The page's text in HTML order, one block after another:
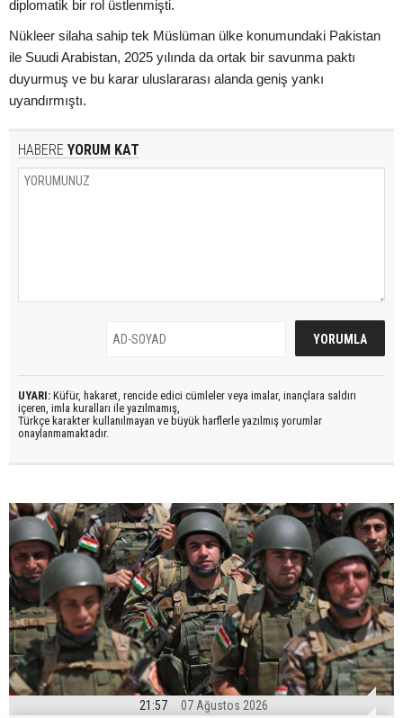
diplomatik bir rol üstlenmişti.
Nükleer silaha sahip tek Müslüman ülke konumundaki Pakistan
ile Suudi Arabistan, 2025 yılında da ortak bir savunma paktı
duyurmuş ve bu karar uluslararası alanda geniş yankı
uyandırmıştı.
HABERE YORUM KAT
UYARI: Küfür, hakaret, rencide edici cümleler veya imalar, inançlara saldırı
içeren, imla kuralları ile yazılmamış,
Türkçe karakter kullanılmayan ve büyük harflerle yazılmış yorumlar
onaylanmamaktadır.
21:57 07 Ağustos 2026